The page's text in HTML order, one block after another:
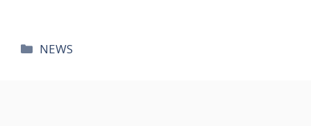
카
NEWS